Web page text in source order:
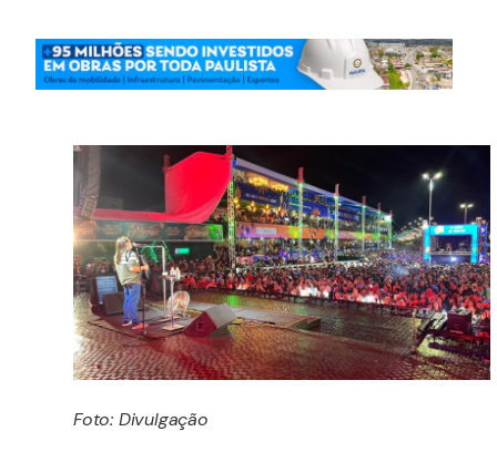
Foto: Divulgação